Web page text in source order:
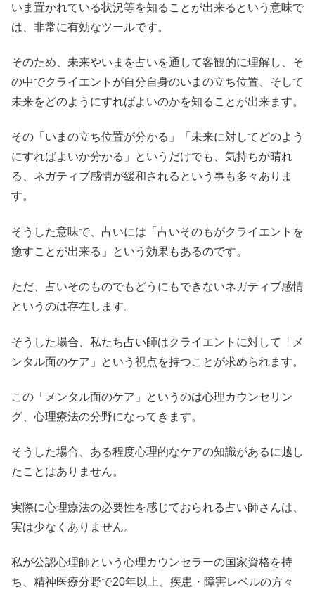
いま置かれている状況等を知ることが出来るという意味で
は、非常に有効なツールです。
そのため、未来やいまを占いを通して客観的に理解し、そ
の中でクライエントが自分自身のいまの立ち位置、そして
未来をどのようにすればよいのかを知ることが出来ます。
その「いまの立ち位置が分かる」「未来に対してどのよう
にすればよいか分かる」というだけでも、気持ちが晴れ
る、ネガティブ感情が緩和されるという事も多々ありま
す。
そうした意味で、占いには「占いそのもがクライエントを
癒すことが出来る」という効果もあるのです。
ただ、占いそのものでもどうにもできないネガティブ感情
というのは存在します。
そうした場合、私たち占い師はクライエントに対して「メ
ンタル面のケア」という視点を持つことが求められます。
この「メンタル面のケア」というのは心理カウンセリン
グ、心理療法の分野になってきます。
そうした場合、ある程度心理的なケアの知識があるに越し
たことはありません。
実際に心理療法の必要性を感じておられる占い師さんは、
実は少なくありません。
私が公認心理師という心理カウンセラーの国家資格を持
ち、精神医療分野で20年以上、疾患・障害レベルの方々